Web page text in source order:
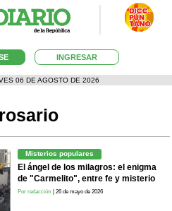
INGRESAR
06 DE AGOSTO DE 2026
Misterios populares
El ángel de los milagros: el enigma
de "Carmelito", entre fe y misterio
Por redacción | 26 de mayo de 2026